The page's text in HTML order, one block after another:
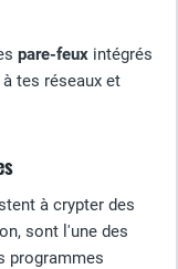
pare-feux intégrés
tes réseaux et
à crypter des
sont l'une des
programmes